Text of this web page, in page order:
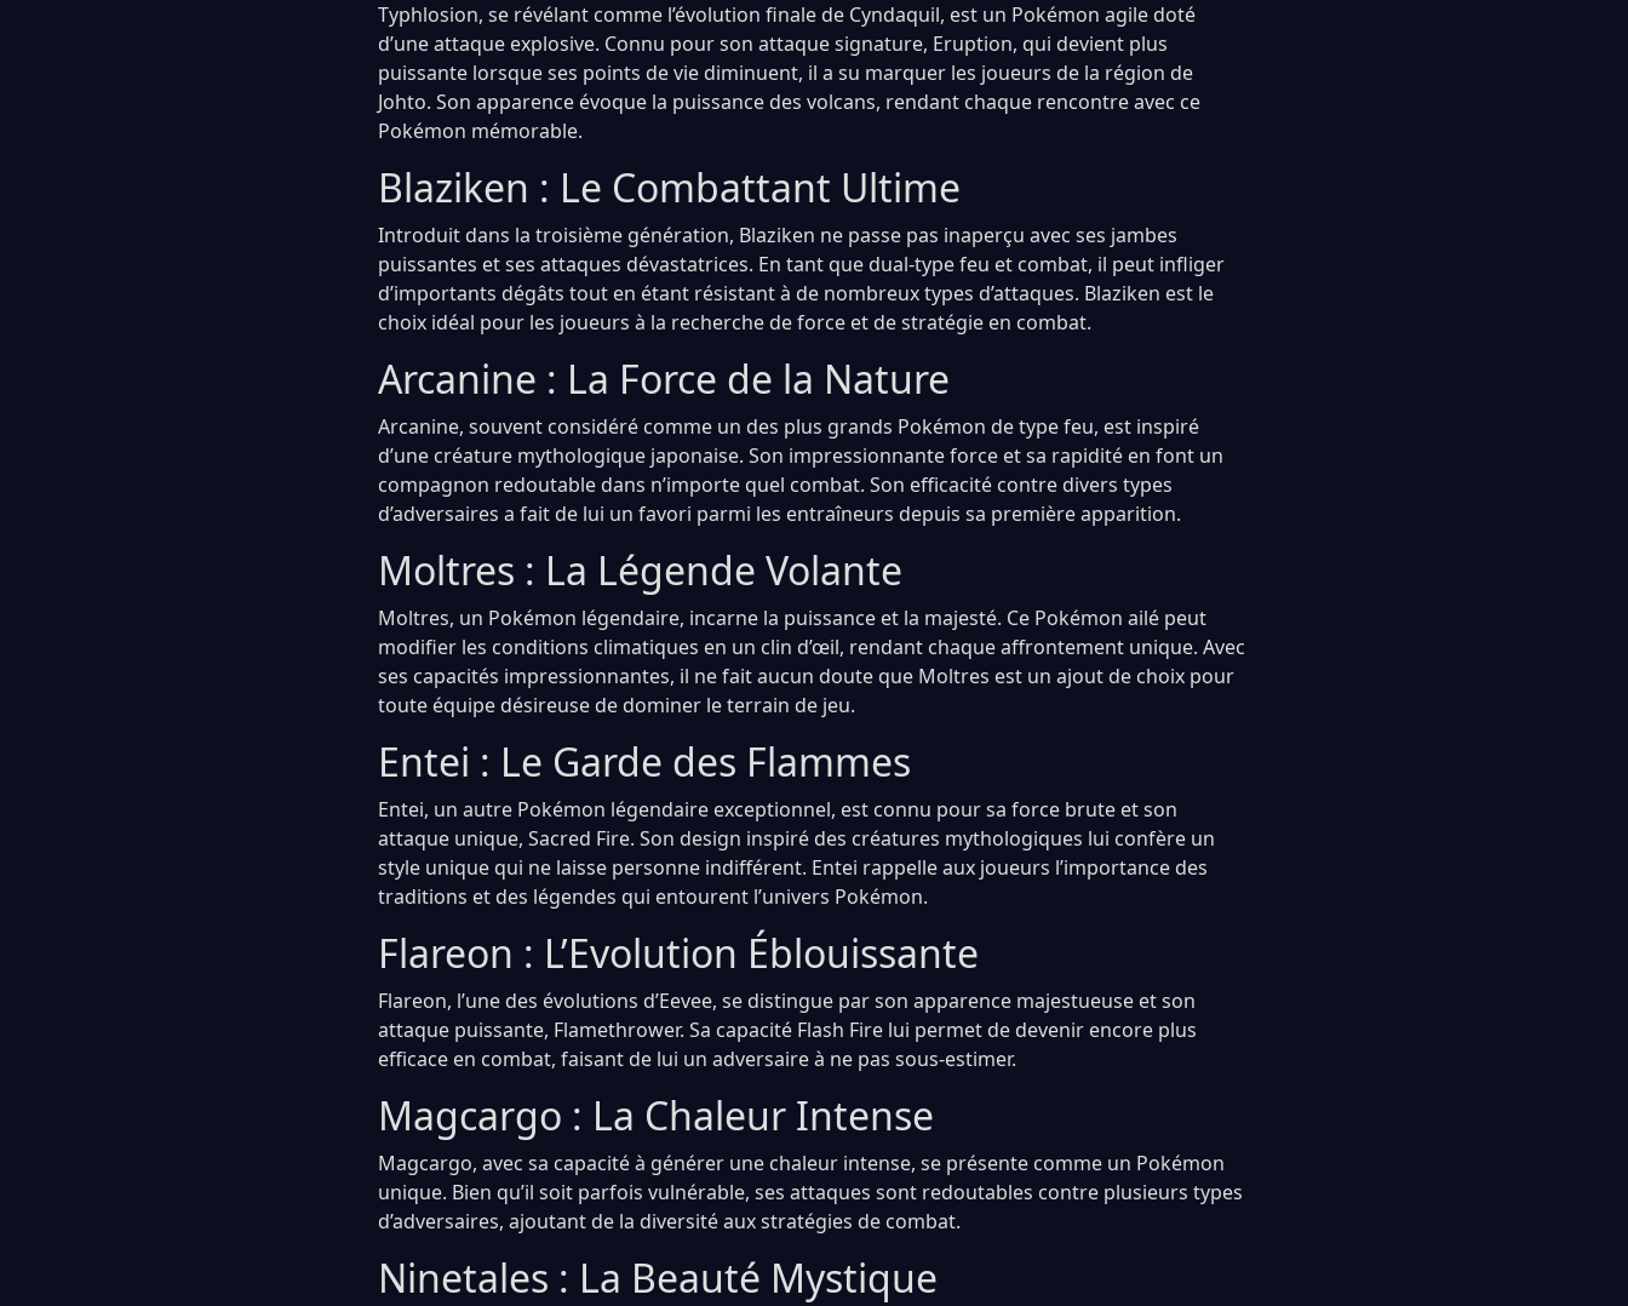
Typhlosion, se révélant comme l’évolution finale de Cyndaquil, est un Pokémon agile doté
d’une attaque explosive. Connu pour son attaque signature, Eruption, qui devient plus
puissante lorsque ses points de vie diminuent, il a su marquer les joueurs de la région de
Johto. Son apparence évoque la puissance des volcans, rendant chaque rencontre avec ce
Pokémon mémorable.
Blaziken : Le Combattant Ultime
Introduit dans la troisième génération, Blaziken ne passe pas inaperçu avec ses jambes
puissantes et ses attaques dévastatrices. En tant que dual-type feu et combat, il peut infliger
d’importants dégâts tout en étant résistant à de nombreux types d’attaques. Blaziken est le
choix idéal pour les joueurs à la recherche de force et de stratégie en combat.
Arcanine : La Force de la Nature
Arcanine, souvent considéré comme un des plus grands Pokémon de type feu, est inspiré
d’une créature mythologique japonaise. Son impressionnante force et sa rapidité en font un
compagnon redoutable dans n’importe quel combat. Son efficacité contre divers types
d’adversaires a fait de lui un favori parmi les entraîneurs depuis sa première apparition.
Moltres : La Légende Volante
Moltres, un Pokémon légendaire, incarne la puissance et la majesté. Ce Pokémon ailé peut
modifier les conditions climatiques en un clin d’œil, rendant chaque affrontement unique. Avec
ses capacités impressionnantes, il ne fait aucun doute que Moltres est un ajout de choix pour
toute équipe désireuse de dominer le terrain de jeu.
Entei : Le Garde des Flammes
Entei, un autre Pokémon légendaire exceptionnel, est connu pour sa force brute et son
attaque unique, Sacred Fire. Son design inspiré des créatures mythologiques lui confère un
style unique qui ne laisse personne indifférent. Entei rappelle aux joueurs l’importance des
traditions et des légendes qui entourent l’univers Pokémon.
Flareon : L’Evolution Éblouissante
Flareon, l’une des évolutions d’Eevee, se distingue par son apparence majestueuse et son
attaque puissante, Flamethrower. Sa capacité Flash Fire lui permet de devenir encore plus
efficace en combat, faisant de lui un adversaire à ne pas sous-estimer.
Magcargo : La Chaleur Intense
Magcargo, avec sa capacité à générer une chaleur intense, se présente comme un Pokémon
unique. Bien qu’il soit parfois vulnérable, ses attaques sont redoutables contre plusieurs types
d’adversaires, ajoutant de la diversité aux stratégies de combat.
Ninetales : La Beauté Mystique